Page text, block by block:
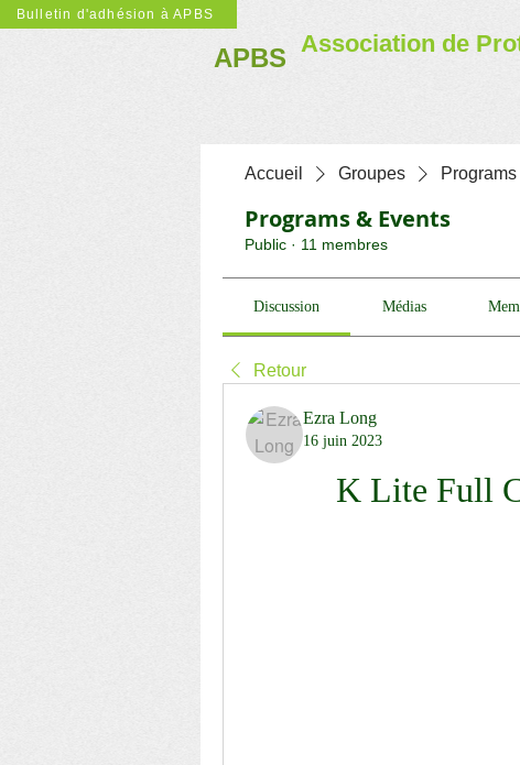
Bulletin d'adhésion à APBS
APBS Association de
Accueil Groupes
Programs & Events
Public · 11 membres
Discussion Médias
Retour
Ezra Long
16 juin 2023
K Lite Full